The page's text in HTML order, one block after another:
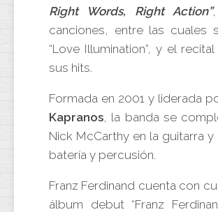
Right Words, Right Action”
canciones, entre las cuales
“Love Illumination”, y el
sus hits.
Formada en 2001 y liderada
Kapranos, la banda se
Nick McCarthy en la guitarra
batería y percusión.
Franz Ferdinand cuenta con
álbum debut “Franz